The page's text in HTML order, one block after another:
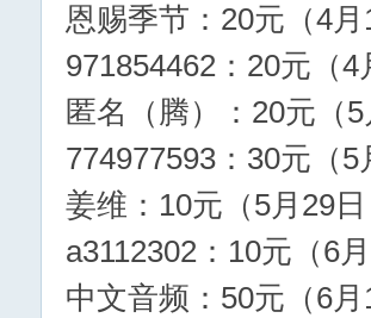
恩赐季节：20元（4
971854462：20元（
匿名（腾）：20元（
774977593：30元（
姜维：10元（5月29
a3112302：10元（6
中文音频：50元（6